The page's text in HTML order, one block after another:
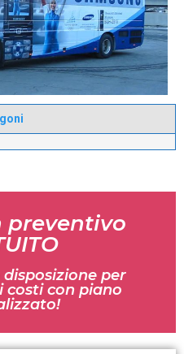
preventivo
per
costi con piano